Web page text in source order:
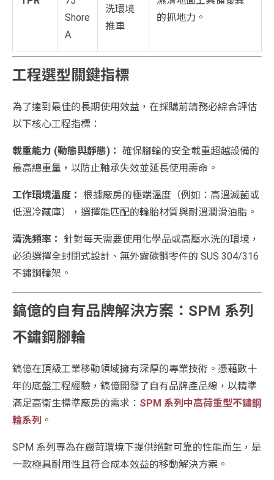
Shore
A
洗環境
推車
的抓地力。
工程選型關鍵指標
為了達到最佳的長期使用效益，在採購前請務必綜合評估
以下核心工程指標：
載重能力 (動態與靜態)： 確保腳輪的安全載重超越設備的
最高總重量，以防止軸承失效並延長使用壽命。
工作環境溫度： 根據廠房的極端溫度（例如：高溫滅菌或
低溫冷藏庫），選擇能匹配的輪胎材質與耐溫潤滑油脂。
清洗頻率：
針對每天需要使用化學品或高壓水洗的環境，
必須選擇全封閉式設計、無外露碳鋼零件的 SUS 304/316
不鏽鋼輪架。
鎬億的自有品牌解決方案：SPM 系列
不鏽鋼腳輪
鎬億在頂級工業移動領域擁有深厚的專業技術。憑藉數十
年的底盤工程經驗，鎬億開發了自有品牌產品線，以精準
滿足高衛生標準廠房的需求： SPM 系列中高荷重型不鏽鋼
輪系列 。
SPM 系列專為在嚴苛環境下提供絕對可靠的性能而生，是
一款極具耐用性且符合成本效益的移動解決方案。